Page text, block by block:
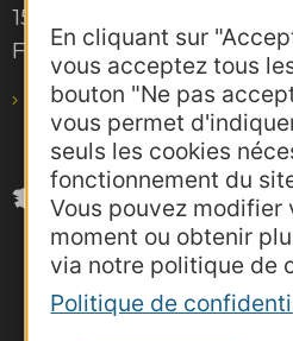
En cliquant sur
vous acceptez tous
bouton "Ne pas
vous permet
seuls les cookies
fonctionnement du
Vous pouvez modifier
moment ou obtenir
via notre politique de
Politique de
15, rue Rivals – CS 78543
F-31685 Toulouse Cedex
pro@agence-